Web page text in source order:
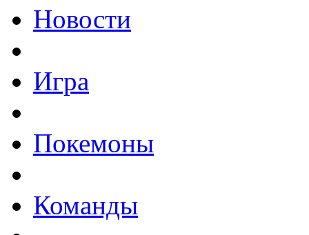
Новости
Игра
Покемоны
Команды